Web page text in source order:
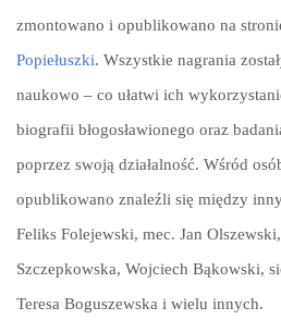
zmontowano i opublikowano na
Popiełuszki. Wszystkie nagrania
naukowo – co ułatwi ich
biografii błogosławionego oraz
poprzez swoją działalność. Wśród
opublikowano znaleźli się między
Feliks Folejewski, mec. Jan
Szczepkowska, Wojciech Bąkowski,
Teresa Boguszewska i wielu innych.